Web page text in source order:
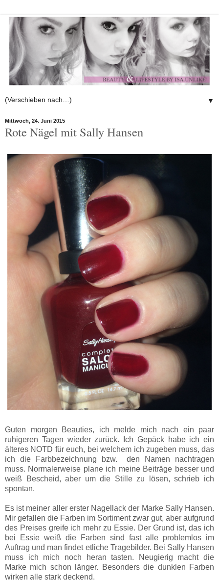
▼
Mittwoch, 24. Juni 2015
Rote Nägel mit Sally Hansen
Guten morgen Beauties, ich melde mich nach ein paar
ruhigeren Tagen wieder zurück. Ich Gepäck habe ich ein
älteres NOTD für euch, bei welchem ich zugeben muss, das
ich die Farbbezeichnung bzw. den Namen nachtragen
muss. Normalerweise plane ich meine Beiträge besser und
weiß Bescheid, aber um die Stille zu lösen, schrieb ich
spontan.
Es ist meiner aller erster Nagellack der Marke Sally Hansen.
Mir gefallen die Farben im Sortiment zwar gut, aber aufgrund
des Preises greife ich mehr zu Essie. Der Grund ist, das ich
bei Essie weiß die Farben sind fast alle problemlos im
Auftrag und man findet etliche Tragebilder. Bei Sally Hansen
muss ich mich noch heran tasten. Neugierig macht die
Marke mich schon länger. Besonders die dunklen Farben
wirken alle stark deckend.